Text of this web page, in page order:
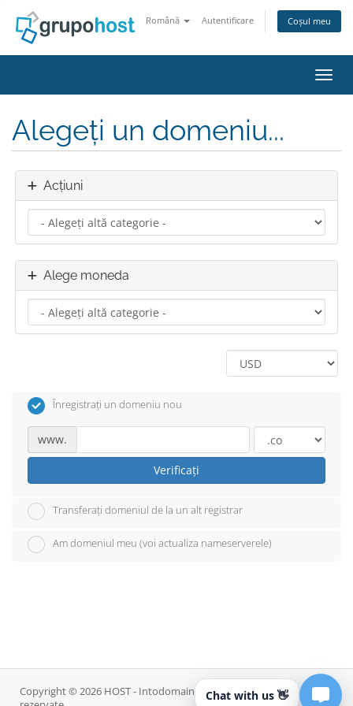
Română Autentificare Coșul meu
Alegeți un domeniu...
Acțiuni
Alege moneda
Înregistrați un domeniu nou
www.
Verificați
Transferați domeniul de la un alt registrar
Am domeniul meu (voi actualiza nameserverele)
Copyright © 2026 HOST - Intodomain. Toate drepturile
Chat with us 👋